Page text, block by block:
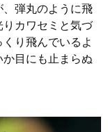
弾丸のように飛
カワセミと気づ
り飛んでいるよ
目にも止まらぬ